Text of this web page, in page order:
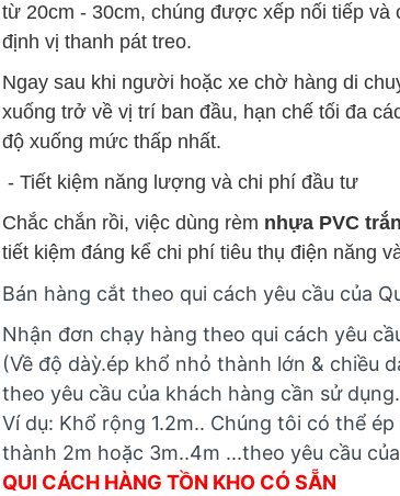
từ 20cm - 30cm, chúng được xếp nối tiếp
định vị thanh pát treo.
Ngay sau khi người hoặc xe chờ hàng di
xuống trở về vị trí ban đầu, hạn chế tối đa
độ xuống mức thấp nhất.
- Tiết kiệm năng lượng và chi phí đầu tư
Chắc chắn rồi, việc dùng rèm nhựa PVC
tiết kiệm đáng kể chi phí tiêu thụ điện năng
Bán hàng cắt theo qui cách yêu cầu của
Nhận đơn chạy hàng theo qui cách yêu
(Về độ dàỳ.ép khổ nhỏ thành lớn & chiều
theo yêu cầu của khách hàng cần sử dụng.
Ví dụ: Khổ rộng 1.2m.. Chúng tôi có thể
thành 2m hoặc 3m..4m ...theo yêu cầu
QUI CÁCH HÀNG TỒN KHO CÓ SẴN